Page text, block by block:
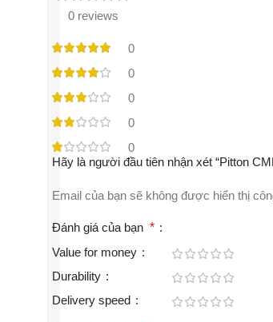
0 reviews
0
0
0
0
0
Hãy là người đầu tiên nhận xét “Pitton
Email của bạn sẽ không được hiển thị
Đánh giá của bạn *
Value for money
Durability
Delivery speed